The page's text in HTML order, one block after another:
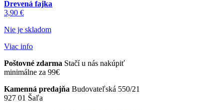
Drevená fajka
3,90 €
Nie je skladom
Viac info
Poštovné zdarma Stačí u nás nakúpiť
minimálne za 99€
Kamenná predajňa Budovateľská 550/21
927 01 Šaľa